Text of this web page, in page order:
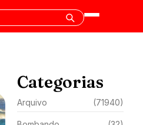
Categorias
Arquivo (71940)